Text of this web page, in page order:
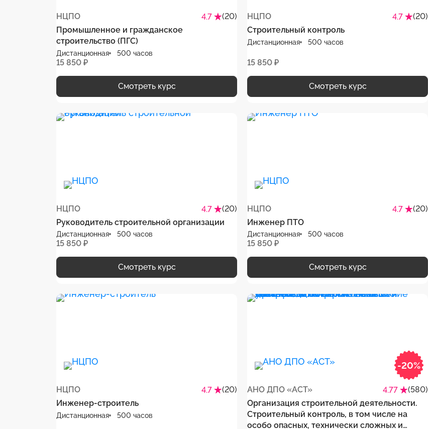
НЦПО 4.7
(20)
Промышленное и гражданское
строительство (ПГС)
Дистанционная 500 часов
15 850 ₽
Смотреть курс
НЦПО 4.7
(20)
Строительный контроль
Дистанционная 500 часов
15 850 ₽
Смотреть курс
НЦПО 4.7
(20)
Руководитель строительной организации
Дистанционная 500 часов
15 850 ₽
Смотреть курс
НЦПО 4.7
(20)
Инженер ПТО
Дистанционная 500 часов
15 850 ₽
Смотреть курс
НЦПО 4.7
(20)
Инженер-строитель
Дистанционная 500 часов
-20%
АНО ДПО «АСТ» 4.77
(580)
Организация строительной деятельности.
Строительный контроль, в том числе на
особо опасных, технически сложных и